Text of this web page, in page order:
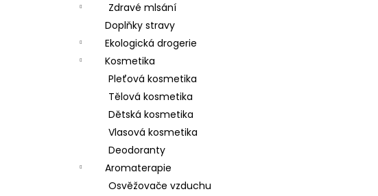
Zdravé mlsání
Doplňky stravy
Ekologická drogerie
Kosmetika
Pleťová kosmetika
Tělová kosmetika
Dětská kosmetika
Vlasová kosmetika
Deodoranty
Aromaterapie
Osvěžovače vzduchu